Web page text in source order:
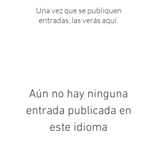
Una vez que se publiquen
entradas, las verás aquí.
Aún no hay ninguna
entrada publicada en
este idioma